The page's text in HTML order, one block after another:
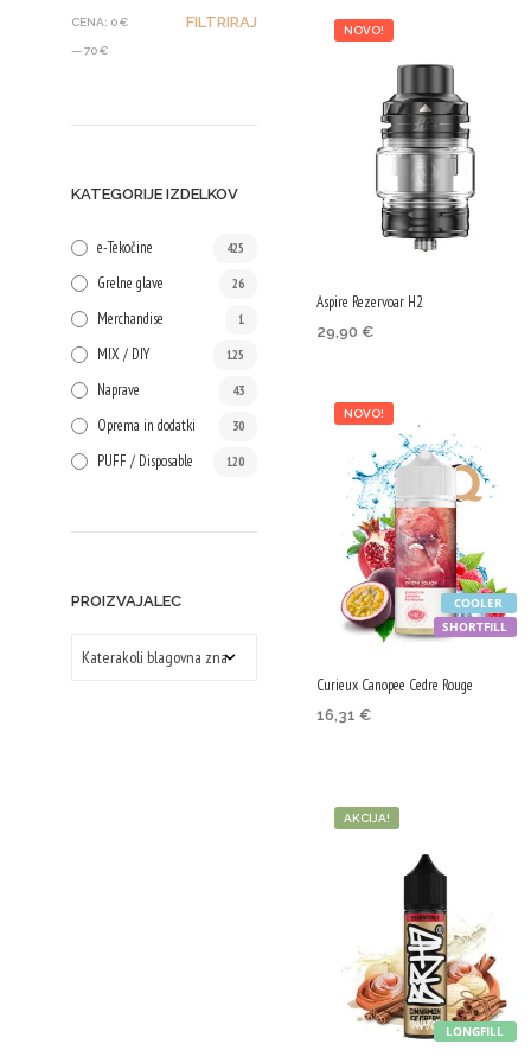
MIN
CENA
MAX
CENA
FILTRIRAJ
CENA: 0 €
—70 €
KATEGORIJE IZDELKOV
e-Tekočine 425
Grelne glave 26
Merchandise 1
MIX / DIY 125
Naprave 43
Oprema in dodatki 30
PUFF / Disposable 120
PROIZVAJALEC
NOVO!
Aspire Rezervoar H2
29,90€
več
različic.
lahko
izberete
na
SHORTFILL
COOLER
NOVO!
Curieux Canopee Cedre Rouge
16,31€
LONGFILL
AKCIJA!